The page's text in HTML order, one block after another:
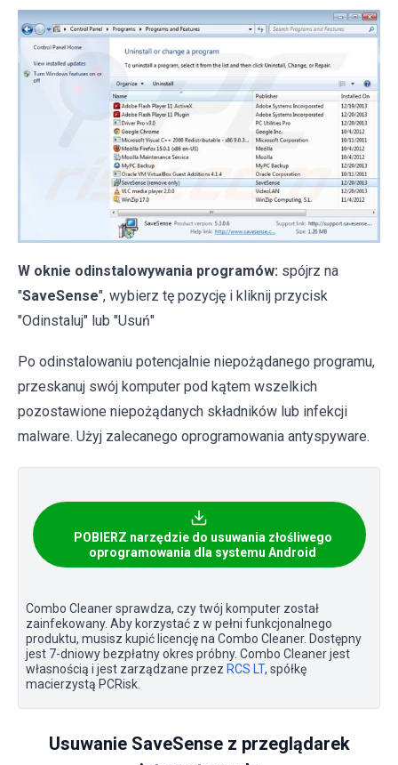
W oknie odinstalowywania programów: spójrz na
"SaveSense", wybierz tę pozycję i kliknij przycisk
"Odinstaluj" lub "Usuń"
Po odinstalowaniu potencjalnie niepożądanego programu,
przeskanuj swój komputer pod kątem wszelkich
pozostawione niepożądanych składników lub infekcji
malware. Użyj zalecanego oprogramowania antyspyware.
POBIERZ narzędzie do usuwania złośliwego
oprogramowania dla systemu Android
Combo Cleaner sprawdza, czy twój komputer został
zainfekowany. Aby korzystać z w pełni funkcjonalnego
produktu, musisz kupić licencję na Combo Cleaner. Dostępny
jest 7-dniowy bezpłatny okres próbny. Combo Cleaner jest
własnością i jest zarządzane przez RCS LT, spółkę
macierzystą PCRisk.
Usuwanie SaveSense z przeglądarek